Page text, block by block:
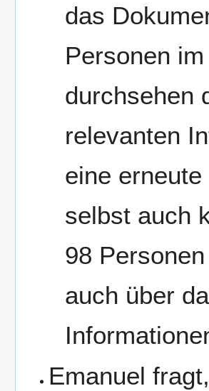
das
Personen
durchsehen
relevanten
eine
selbst auch
98
auch über
Emanuel